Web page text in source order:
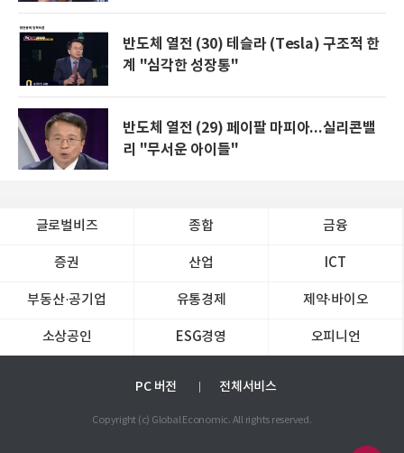
반도체 열전 (30) 테슬라 (Tesla) 구조적 한
계 "심각한 성장통"
반도체 열전 (29) 페이팔 마피아...실리콘밸
리 "무서운 아이들"
글로벌비즈 종합 금융
증권 산업 ICT
부동산·공기업 유통경제 제약∙바이오
소상공인 ESG경영 오피니언
PC 버전 전체서비스
Copyright (c) Global Economic. All rights reserved.